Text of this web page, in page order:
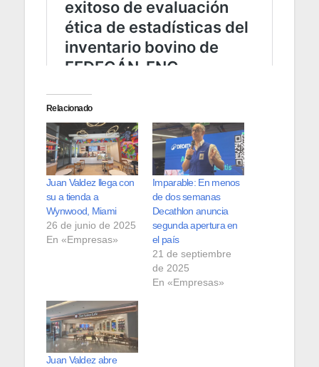
Relacionado
Juan Valdez llega con
su a tienda a
Wynwood, Miami
26 de junio de 2025
En «Empresas»
Imparable: En menos
de dos semanas
Decathlon anuncia
segunda apertura en
el país
21 de septiembre
de 2025
En «Empresas»
Juan Valdez abre